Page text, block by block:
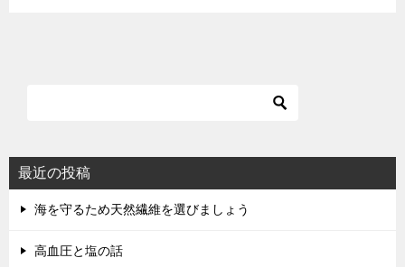
最近の投稿
海を守るため天然繊維を選びましょう
高血圧と塩の話